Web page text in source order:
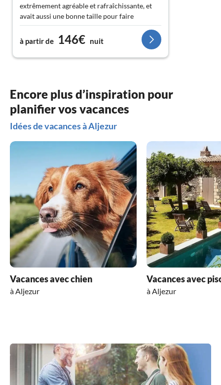
extrêmement agréable et rafraîchissante, et
avait aussi une bonne taille pour faire
quelques longueurs. Nous avons trouvé
l'emplacement de la villa extrêmement bon
pour nous. Il était facile de faire de
nombreuses excursions dans les environs
d'entendre et d'observer de nombreux oiseaux
directement à côté de la maison. Et à
proximité immédiate, les cigognes et leurs
Et le contact avec le propriétaire était
également très bon, rapide, amical et sans
Nous reviendrons avec plaisir ! Absolument
recommandé !
à partir de 146€ nuit
Encore plus d’inspiration pour
planifier vos vacances
Idées de vacances à Aljezur
Vacances avec chien
à Aljezur
Vacances avec
à Aljezur